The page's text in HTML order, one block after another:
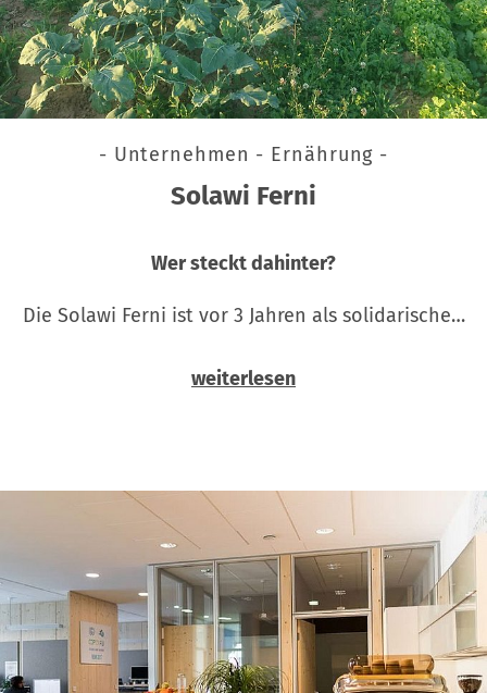
- Unternehmen - Ernährung -
Solawi Ferni
Wer steckt dahinter?
Die Solawi Ferni ist vor 3 Jahren als solidarische…
weiterlesen